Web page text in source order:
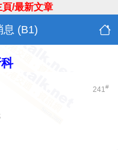
頁/最新文章
息 (B1)
241#